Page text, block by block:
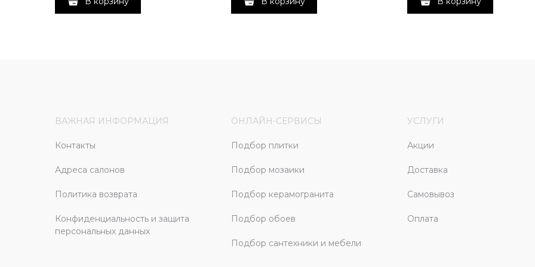
ВАЖНАЯ ИНФОРМАЦИЯ
Контакты
Адреса салонов
Политика возврата
Конфиденциальность и защита
персональных данных
ОНЛАЙН-СЕРВИСЫ
Подбор плитки
Подбор мозаики
Подбор керамогранита
Подбор обоев
Подбор сантехники и мебели
УСЛУГИ
Акции
Доставка
Самовывоз
Оплата